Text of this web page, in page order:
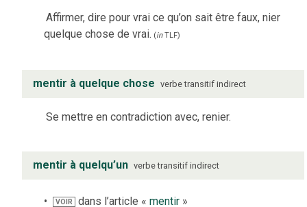
Affirmer, dire pour vrai ce qu’on sait être faux, nier
quelque chose de vrai. (inTLF)
mentir à quelque chose verbe transitif indirect
Se mettre en contradiction avec, renier.
mentir à quelqu’un verbe transitif indirect
VOIR dans l’article «mentir »